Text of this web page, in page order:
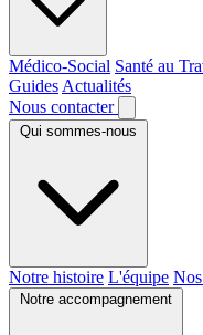
Médico-Social Santé au
Guides Actualités
Nous contacter
Qui sommes-nous
Notre histoire L'équipe
Notre accompagnement